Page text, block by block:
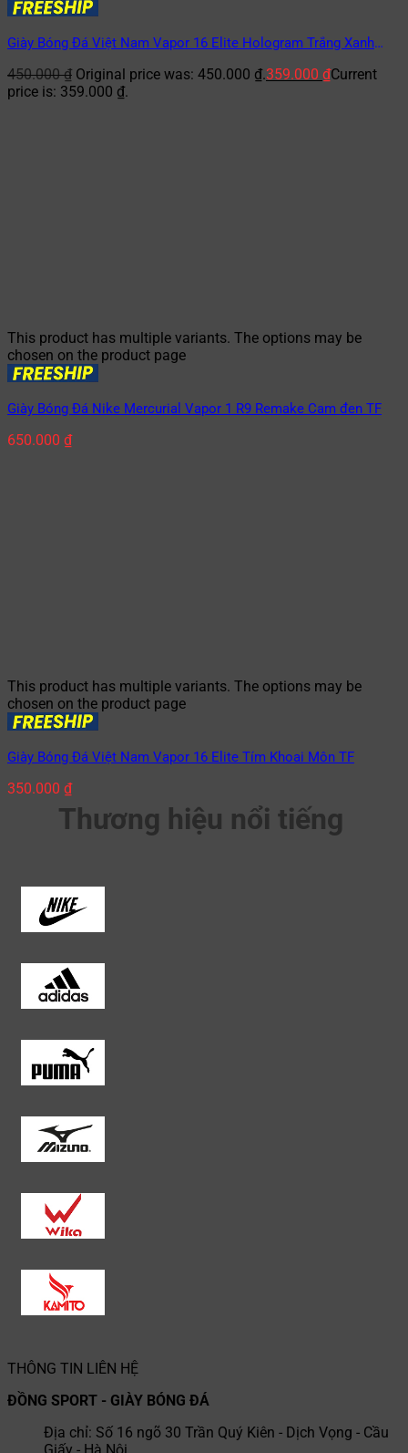
Giày Bóng Đá Việt Nam Vapor 16 Elite Hologram Trắng Xanh
450.000₫ Original price was: 450.000 ₫.359.000 ₫Current
price is: 359.000 ₫.
This product has multiple variants. The options may be
chosen on the product page
Giày Bóng Đá Nike Mercurial Vapor 1 R9 Remake Cam đen TF
650.000 ₫
This product has multiple variants. The options may be
chosen on the product page
Giày Bóng Đá Việt Nam Vapor 16 Elite Tím Khoai Môn TF
350.000 ₫
Thương hiệu nổi tiếng
THÔNG TIN LIÊN HỆ
ĐỒNG SPORT - GIÀY BÓNG ĐÁ
Địa chỉ: Số 16 ngõ 30 Trần Quý Kiên - Dịch Vọng - Cầu